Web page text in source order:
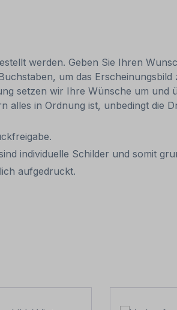
werden. Geben Sie Ihren
um das
setzen wir Ihre Wünsche um
in Ordnung ist, unbedingt die
individuelle Schilder und somit
aufgedruckt.